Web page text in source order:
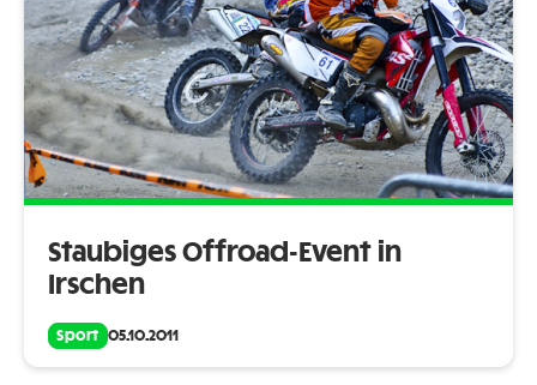
Staubiges Offroad-Event in
Irschen
Sport 05.10.2011